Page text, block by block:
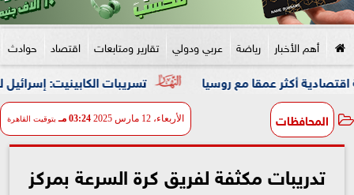
أهم الأخبار رياضة عربي ودولي تقارير ومتابعات اقتصاد حوادث
تسريبات الكابينيت: إسرائيل لم توافق عمقا مع روسيا
المحافظات الأربعاء، 12 مارس 2025 03:24 مـ بتوقيت القاهرة
تدريبات مكثفة لفريق كرة السرعة بمركز